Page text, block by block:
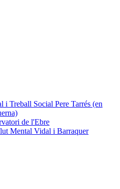
i Treball Social Pere Tarrés (en
de l'Ebre
Mental Vidal i Barraquer